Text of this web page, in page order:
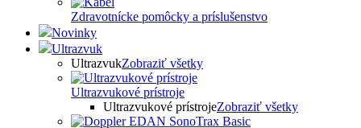
Zdravotnícke pomôcky a príslušenstvo
Novinky
Ultrazvuk
UltrazvukZobraziť všetky
Ultrazvukové prístroje
Ultrazvukové prístrojeZobraziť všetky